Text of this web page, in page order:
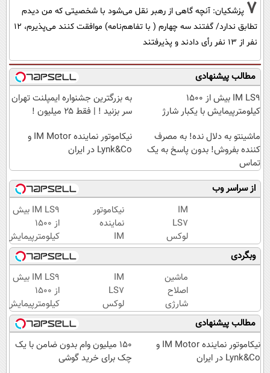
7 پزشکیان‌: آنچه گاهی از رهبر نقل می‌شود با شخصیتی که من دیدم
تطابق ندارد/ گفتند سه چهارم ( با تفاهم‌نامه) موافقت کنند می‌پذیرم، 12
نفر از 13 نفر رأی دادند و پذیرفتند
مطالب پیشنهادی
IM LS9 بیش از 1500
کیلومترپیمایش با یکبار شارژ
به بزرگترین جشنواره ایمپلنت تهران
سر بزنید ! | فقط ۲۵ میلیون !
ماشینتو به دلال نده! به مصرف
کننده بفروش! بدون پاسخ به یک
تماس
نیکاموتور نماینده IM Motor و
Lynk&Co در ایران
از سراسر وب
IM
LS7
لوکس
ترین
شاسی
بلند
برقی
ایران
نیکاموتور
نماینده
IM
Motor و
Lynk&Co
در ایران
IM LS9 بیش
از 1500
کیلومترپیمایش
با یکبار شارژ
وبگردی
ماشین
اصلاح
شارژی
(قیمت
باورنکردنی
تا امشب)
IM
LS7
لوکس
ترین
شاسی
بلند
برقی
IM LS9 بیش
از 1500
کیلومترپیمایش
با یکبار شارژ
مطالب پیشنهادی
نیکاموتور نماینده IM Motor و
Lynk&Co در ایران
150 میلیون وام بدون ضامن با یک
چک برای خرید گوشی